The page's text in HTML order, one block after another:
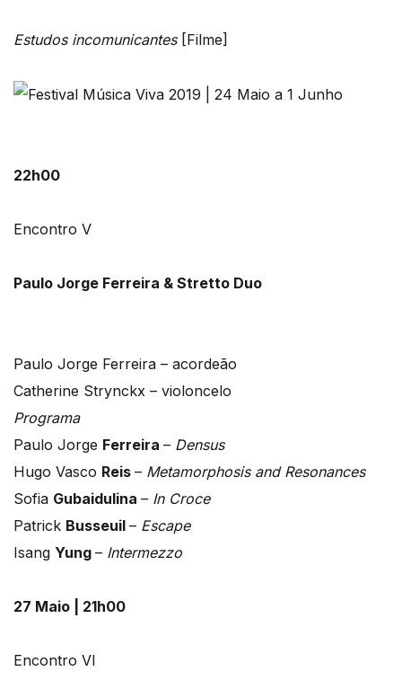
Estudos incomunicantes[Filme]
22h00
Encontro V
Paulo Jorge Ferreira & Stretto Duo
Paulo Jorge Ferreira – acordeão
Catherine Strynckx – violoncelo
Programa
Paulo Jorge Ferreira – Densus
Hugo Vasco Reis – Metamorphosis and Resonances
Sofia Gubaidulina – In Croce
Patrick Busseuil – Escape
Isang Yung – Intermezzo
27 Maio | 21h00
Encontro VI